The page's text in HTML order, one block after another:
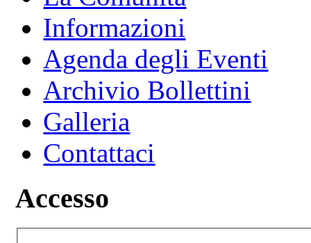
Informazioni
Agenda degli Eventi
Archivio Bollettini
Galleria
Contattaci
Accesso